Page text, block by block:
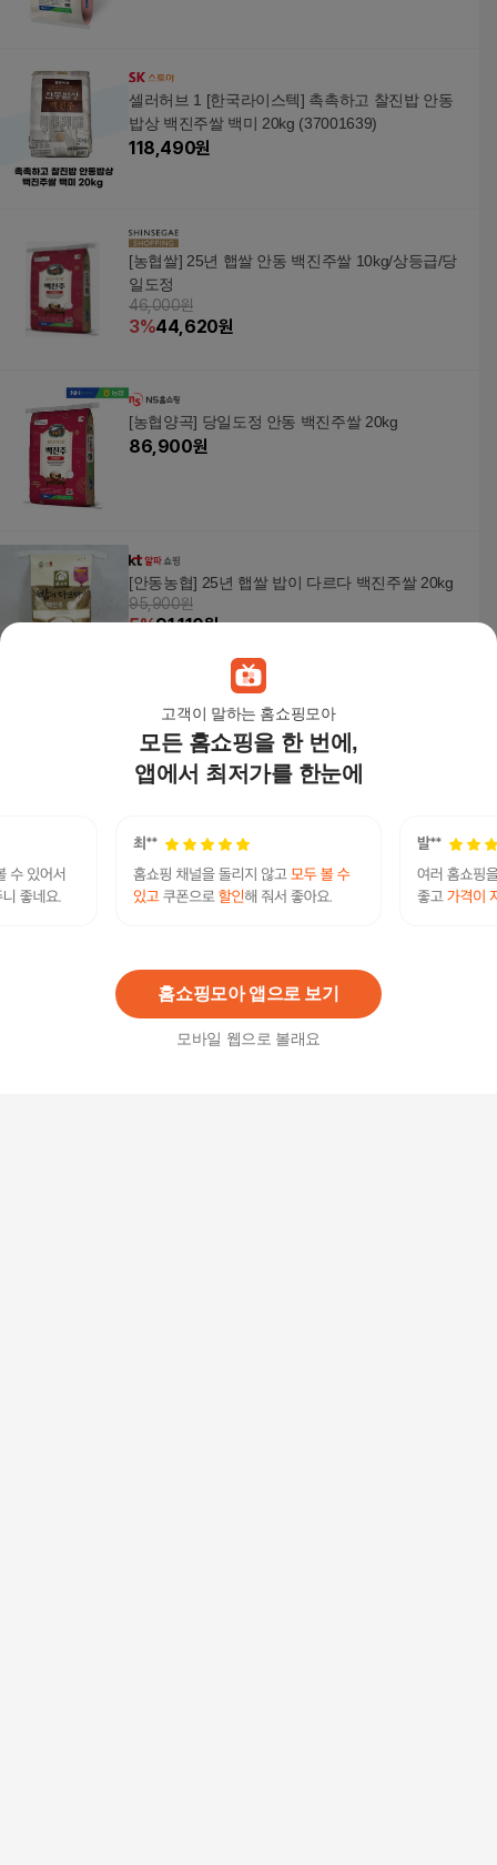
고객이 말하는 홈쇼핑모아
모든 홈쇼핑을 한 번에,
앱에서 최저가를 한눈에
홈쇼핑모아 앱으로 보기
모바일 웹으로 볼래요
셀러허브 1 [한국라이스텍] 촉촉하고 찰진밥 안동
밥상 백진주쌀 백미 20kg (37001639)
118,490원
[농협쌀] 25년 햅쌀 안동 백진주쌀 10kg/상등급/당
일도정
46,000원
3%44,620원
[농협양곡] 당일도정 안동 백진주쌀 20kg
86,900원
[안동농협] 25년 햅쌀 밥이 다르다 백진주쌀 20kg
95,900원
5%91,110원
[탐라마켓협력사]촉촉하고찰진밥안동밥상백진주
백미쌀10kg
60,300원
셀러허브 식품 25년산 햅쌀 안동 백진주쌀 10kg X